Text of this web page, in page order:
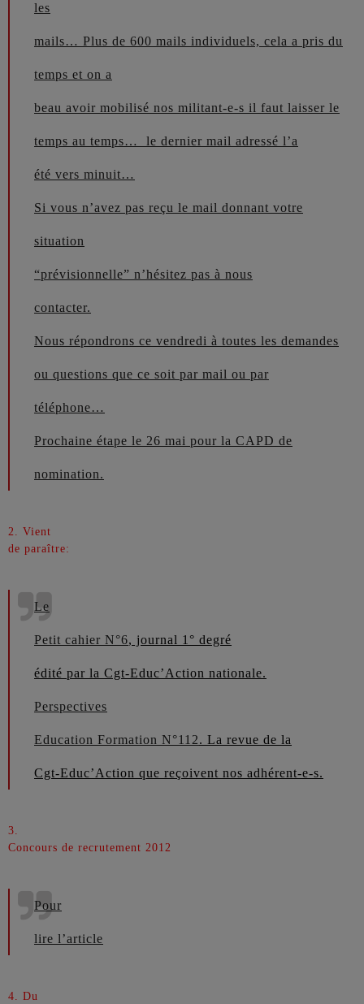
les
mails… Plus de 600 mails individuels, cela a pris du
temps et on a
beau avoir mobilisé nos militant-e-s il faut laisser le
temps au temps… le dernier mail adressé l’a
été vers minuit…
Si vous n’avez pas reçu le mail donnant votre
situation
“prévisionnelle” n’hésitez pas à nous
contacter.
Nous répondrons ce vendredi à toutes les demandes
ou questions que ce soit par mail ou par
téléphone…
Prochaine étape le 26 mai pour la CAPD de
nomination.
2. Vient
de paraître:
Le
Petit cahier N°6, journal 1° degré
édité par la Cgt-Educ’Action nationale.
Perspectives
Education Formation N°112. La revue de la
Cgt-Educ’Action que reçoivent nos adhérent-e-s.
3.
Concours de recrutement 2012
Pour
lire l’article
4. Du